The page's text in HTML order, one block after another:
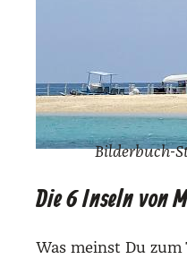
Bil­der­buch-
Die 6 Inseln von
Was meinst Du